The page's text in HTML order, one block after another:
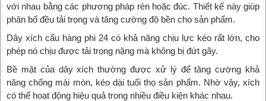
với nhau bằng các phương pháp rèn hoặc đúc. Thiết kế này giúp
phân bố đều tải trọng và tăng cường độ bền cho sản phẩm.
Dây xích cẩu hàng phi 24 có khả năng chịu lực kéo rất lớn, cho
phép nó chịu được tải trọng nặng mà không bị đứt gãy.
Bề mặt của dây xích thường được xử lý để tăng cường khả
năng chống mài mòn, kéo dài tuổi thọ sản phẩm. Nhờ vậy, xích
có thể hoạt động hiệu quả trong nhiều điều kiện khác nhau.